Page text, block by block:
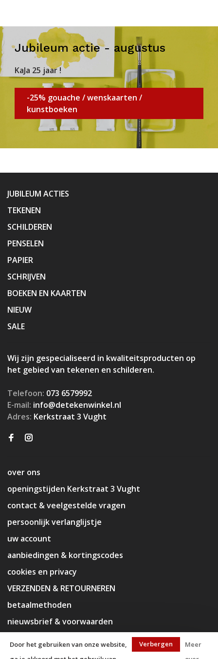
Jubileum actie - augustus
KaJa 25 jaar !
-25% gouache / wenskaarten /
kunstboeken
JUBILEUM ACTIES
TEKENEN
SCHILDEREN
PENSELEN
PAPIER
SCHRIJVEN
BOEKEN EN KAARTEN
NIEUW
SALE
Wij zijn gespecialiseerd in kwaliteitsproducten op
het gebied van tekenen en schilderen.
Telefoon: 073 6579992
E-mail: info@detekenwinkel.nl
Adres: Kerkstraat 3 Vught
over ons
openingstijden Kerkstraat 3 Vught
contact & veelgestelde vragen
persoonlijk verlanglijstje
uw account
aanbiedingen & kortingscodes
cookies en privacy
VERZENDEN & RETOURNEREN
betaalmethoden
nieuwsbrief & voorwaarden
Door het gebruiken van onze website,
Verbergen
Meer